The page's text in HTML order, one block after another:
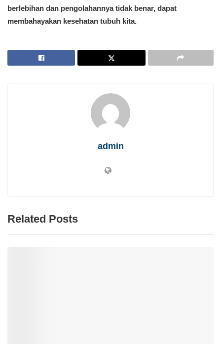
berlebihan dan pengolahannya tidak benar, dapat
membahayakan kesehatan tubuh kita.
admin
Related Posts